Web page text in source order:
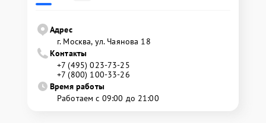
Адрес
г. Москва, ул. Чаянова 18
Контакты
+7 (495) 023-73-25
+7 (800) 100-33-26
Время работы
Работаем с 09:00 до 21:00